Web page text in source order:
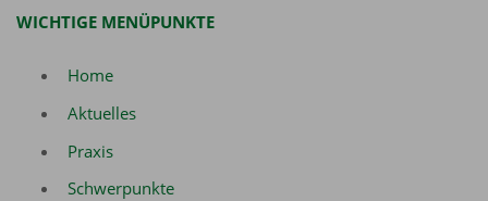
WICHTIGE MENÜPUNKTE
Home
Aktuelles
Praxis
Schwerpunkte